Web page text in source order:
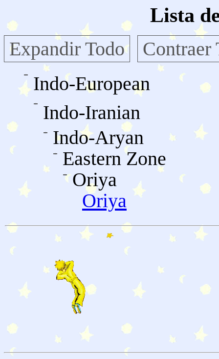
Lista
Expandir Todo
Contraer
Indo-European
Indo-Iranian
Indo-Aryan
Eastern Zone
Oriya
Oriya